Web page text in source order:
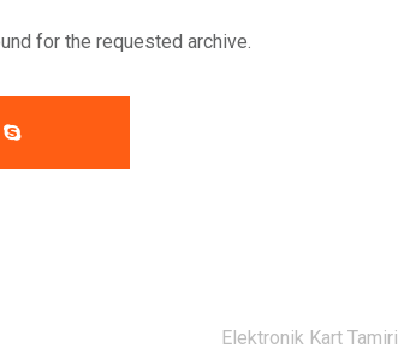
for the requested archive.
Elektronik Kart Tamiri